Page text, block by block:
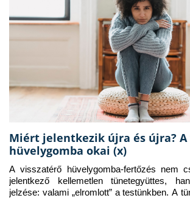
Miért jelentkezik újra és újra? A
hüvelygomba okai (x)
A visszatérő hüvelygomba-fertőzés nem
jelentkező kellemetlen tünetegyüttes,
jelzése: valami „elromlott” a testünkben. A